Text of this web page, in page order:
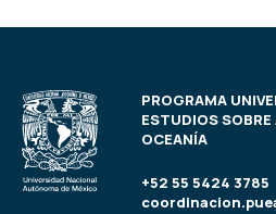
PROGRAMA
ESTUDIOS SOBRE
OCEANÍA
+52 55 5424 3785